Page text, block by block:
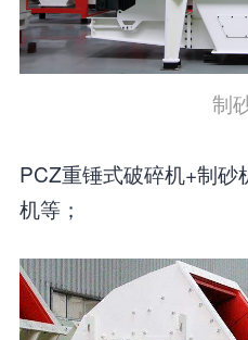
制
PCZ重锤式破碎机+制砂
机等；